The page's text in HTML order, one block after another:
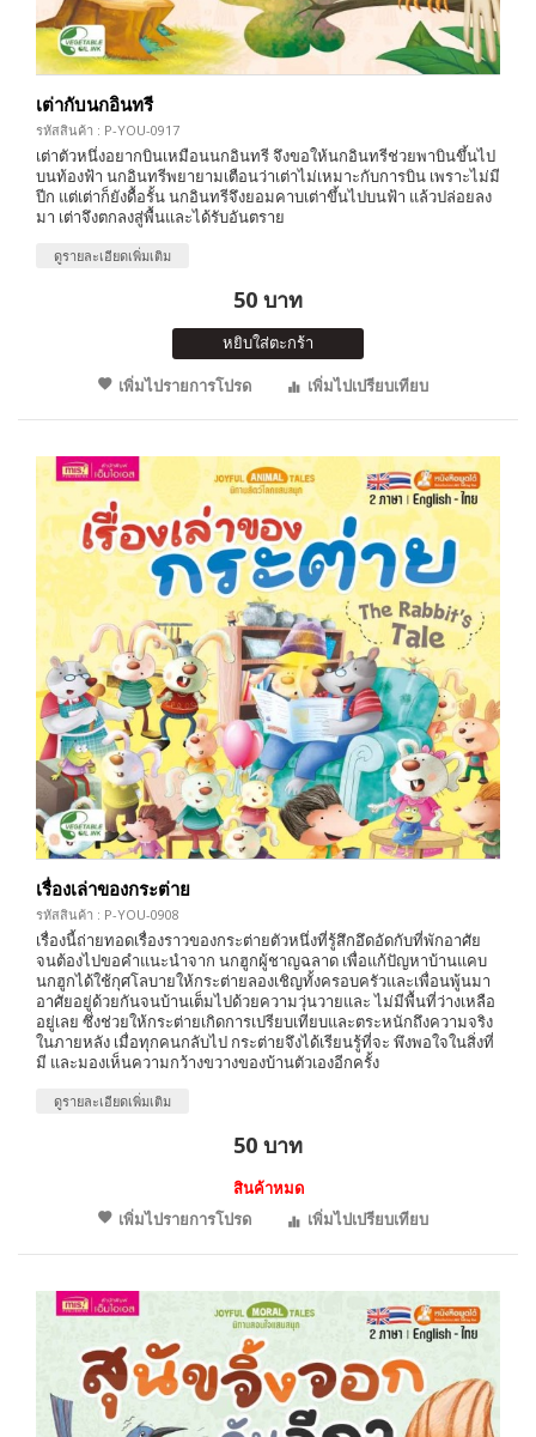
เต่ากับนกอินทรี
รหัสสินค้า : P-YOU-0917
เต่าตัวหนึ่งอยากบินเหมือนนกอินทรี จึงขอให้นกอินทรีช่วยพาบินขึ้นไป
บนท้องฟ้า นกอินทรีพยายามเตือนว่าเต่าไม่เหมาะกับการบิน เพราะไม่มี
ปีก แต่เต่าก็ยังดื้อรั้น นกอินทรีจึงยอมคาบเต่าขึ้นไปบนฟ้า แล้วปล่อยลง
มา เต่าจึงตกลงสู่พื้นและได้รับอันตราย
ดูรายละเอียดเพิ่มเติม
50 บาท
หยิบใส่ตะกร้า
เพิ่มไปรายการโปรด
เพิ่มไปเปรียบเทียบ
เรื่องเล่าของกระต่าย
รหัสสินค้า : P-YOU-0908
เรื่องนี้ถ่ายทอดเรื่องราวของกระต่ายตัวหนึ่งที่รู้สึกอึดอัดกับที่พักอาศัย
จนต้องไปขอคำแนะนำจาก นกฮูกผู้ชาญฉลาด เพื่อแก้ปัญหาบ้านแคบ
นกฮูกได้ใช้กุศโลบายให้กระต่ายลองเชิญทั้งครอบครัวและเพื่อนพู้นมา
อาศัยอยู่ด้วยกันจนบ้านเต็มไปด้วยความวุ่นวายและ ไม่มีพื้นที่ว่างเหลือ
อยู่เลย ซึ่งช่วยให้กระต่ายเกิดการเปรียบเทียบและตระหนักถึงความจริง
ในภายหลัง เมื่อทุกคนกลับไป กระต่ายจึงได้เรียนรู้ที่จะ พึงพอใจในสิ่งที่
มี และมองเห็นความกว้างขวางของบ้านตัวเองอีกครั้ง
ดูรายละเอียดเพิ่มเติม
50 บาท
สินค้าหมด
เพิ่มไปรายการโปรด
เพิ่มไปเปรียบเทียบ